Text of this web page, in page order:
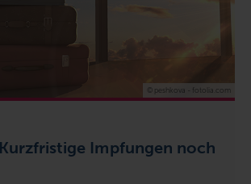
Impfungen noch
© peshkova - fotolia.com